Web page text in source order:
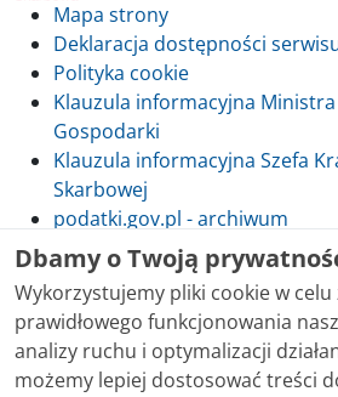
Mapa strony
Deklaracja dostępności
Polityka cookie
Klauzula informacyjna
Gospodarki
Klauzula informacyjna Szefa
Skarbowej
podatki.gov.pl - archiwum
Skontaktuj się z nami
Dbamy o Twoją
Wykorzystujemy pliki cookie w celu
prawidłowego funkcjonowania
analizy ruchu i optymalizacji
możemy lepiej dostosować treści